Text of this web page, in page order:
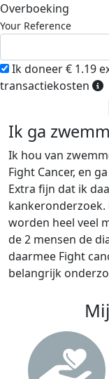
Overboeking
Your Reference
Ik doneer € 1.19
transactiekosten
Ik ga
Ik hou van
Fight Cancer, en
Extra fijn dat ik
worden heel veel
de 2 mensen de
daarmee Fight
belangrijk